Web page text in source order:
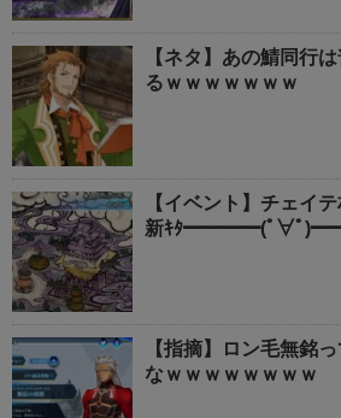
【ネタ】あの鯖同行
るｗｗｗｗｗｗｗ
【イベント】チェイ
新ｷﾀ━━━━(ﾟ∀ﾟ
【指摘】ロン毛無銘
なｗｗｗｗｗｗｗｗ